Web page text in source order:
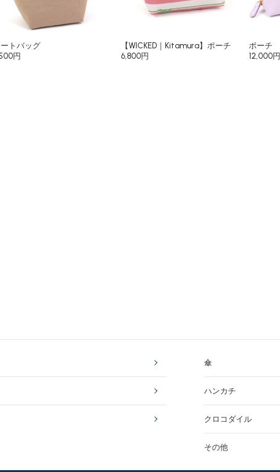
ートバッグ
円
【WICKED｜Kitamura】ポーチ
6,800円
ポーチ
12,000円
傘
ハンカチ
クロコダイル
その他